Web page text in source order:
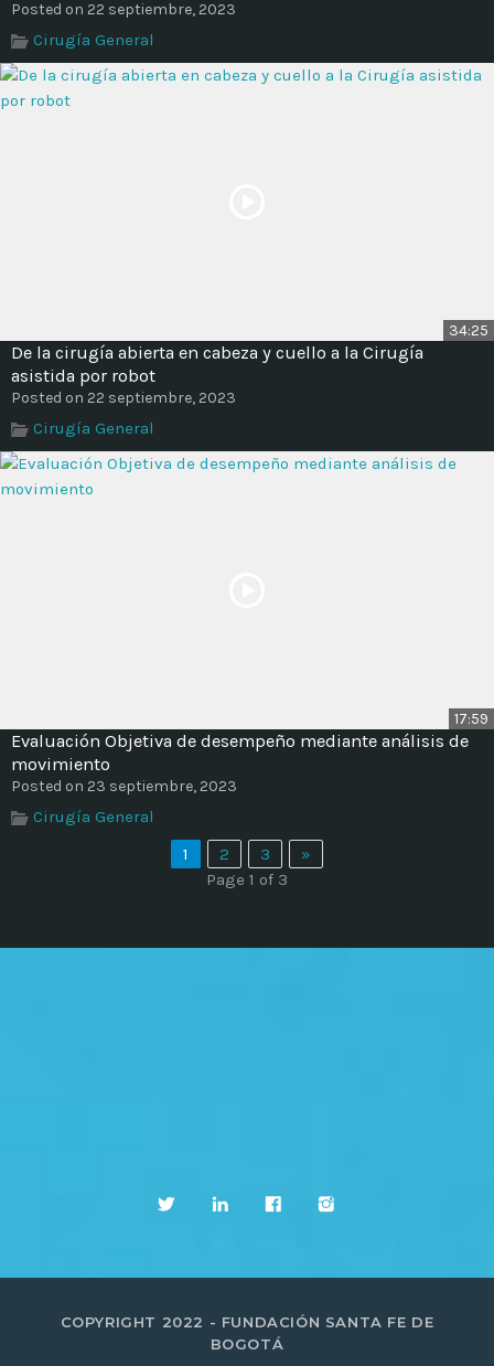
Posted on 22 septiembre, 2023
Cirugía General
34:25
De la cirugía abierta en cabeza y cuello a la Cirugía
asistida por robot
Posted on 22 septiembre, 2023
Cirugía General
17:59
Evaluación Objetiva de desempeño mediante análisis de
movimiento
Posted on 23 septiembre, 2023
Cirugía General
1
2 3
»
Page 1 of 3
COPYRIGHT 2022 - FUNDACIÓN SANTA FE DE
BOGOTÁ